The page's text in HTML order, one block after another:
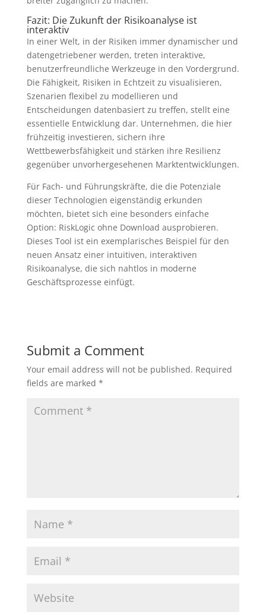
Fazit: Die Zukunft der Risikoanalyse ist
interaktiv
In einer Welt, in der Risiken immer dynamischer und
datengetriebener werden, treten interaktive,
benutzerfreundliche Werkzeuge in den Vordergrund.
Die Fähigkeit, Risiken in Echtzeit zu visualisieren,
Szenarien flexibel zu modellieren und
Entscheidungen datenbasiert zu treffen, stellt eine
essentielle Entwicklung dar. Unternehmen, die hier
frühzeitig investieren, sichern ihre
Wettbewerbsfähigkeit und stärken ihre Resilienz
gegenüber unvorhergesehenen Marktentwicklungen.
Für Fach- und Führungskräfte, die die Potenziale
dieser Technologien eigenständig erkunden
möchten, bietet sich eine besonders einfache
Option: RiskLogic ohne Download ausprobieren.
Dieses Tool ist ein exemplarisches Beispiel für den
neuen Ansatz einer intuitiven, interaktiven
Risikoanalyse, die sich nahtlos in moderne
Geschäftsprozesse einfügt.
Submit a Comment
Your email address will not be published. Required
fields are marked *